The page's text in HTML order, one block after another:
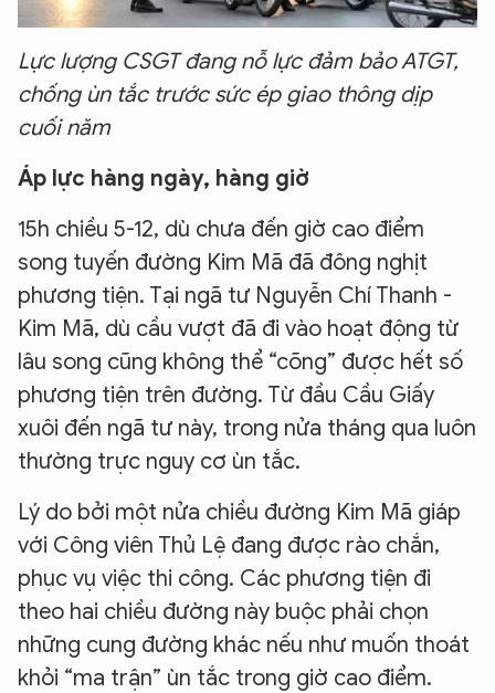
Lực lượng CSGT đang nỗ lực đảm bảo ATGT,
chống ùn tắc trước sức ép giao thông dịp
cuối năm
Áp lực hàng ngày, hàng giờ
15h chiều 5-12, dù chưa đến giờ cao điểm
song tuyến đường Kim Mã đã đông nghịt
phương tiện. Tại ngã tư Nguyễn Chí Thanh -
Kim Mã, dù cầu vượt đã đi vào hoạt động từ
lâu song cũng không thể “cõng” được hết số
phương tiện trên đường. Từ đầu Cầu Giấy
xuôi đến ngã tư này, trong nửa tháng qua luôn
thường trực nguy cơ ùn tắc.
Lý do bởi một nửa chiều đường Kim Mã giáp
với Công viên Thủ Lệ đang được rào chắn,
phục vụ việc thi công. Các phương tiện đi
theo hai chiều đường này buộc phải chọn
những cung đường khác nếu như muốn thoát
khỏi “ma trận” ùn tắc trong giờ cao điểm.